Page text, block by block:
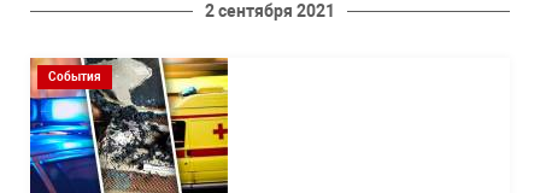
2 сентября 2021
События